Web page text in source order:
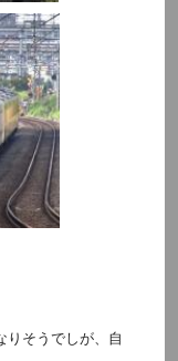
りそうでしが、自